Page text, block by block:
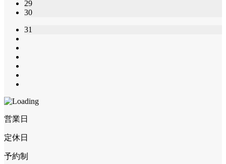
29
30
31
営業日
定休日
予約制